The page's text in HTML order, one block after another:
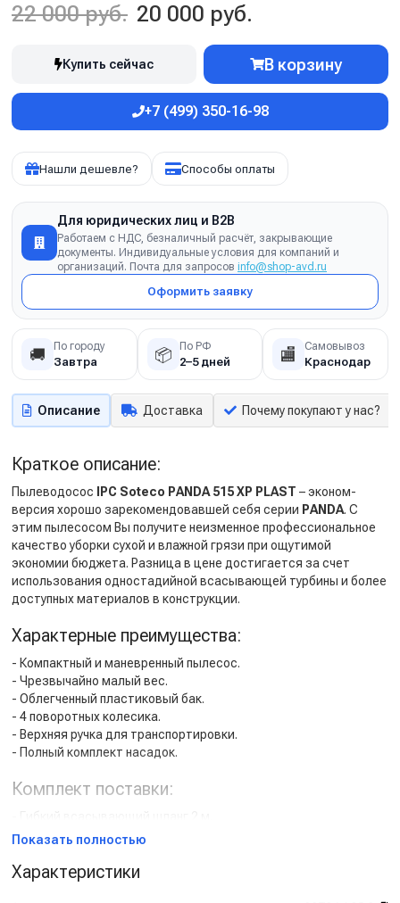
22 000 руб. 20 000 руб.
Купить сейчас В корзину
+7 (499) 350-16-98
Нашли дешевле? Способы оплаты
Для юридических лиц и B2B
Работаем с НДС, безналичный расчёт, закрывающие
документы. Индивидуальные условия для компаний и
организаций. Почта для запросов info@shop-avd.ru
Оформить заявку
🚚 По городу
Завтра 📦 По РФ
2–5 дней 🏬 Самовывоз
Краснодар
Описание Доставка Почему покупают у нас?
Краткое описание:
Пылеводосос IPC Soteco PANDA 515 XP PLAST – эконом-
версия хорошо зарекомендовавшей себя серии PANDA. С
этим пылесосом Вы получите неизменное профессиональное
качество уборки сухой и влажной грязи при ощутимой
экономии бюджета. Разница в цене достигается за счет
использования одностадийной всасывающей турбины и более
доступных материалов в конструкции.
Характерные преимущества:
- Компактный и маневренный пылесос.
- Чрезвычайно малый вес.
- Облегченный пластиковый бак.
- 4 поворотных колесика.
- Верхняя ручка для транспортировки.
- Полный комплект насадок.
Комплект поставки:
- Соединительное колено.
- Переключаемая насадка ковер-пол, рабочая ширина 250 мм.
Показать полностью
Характеристики